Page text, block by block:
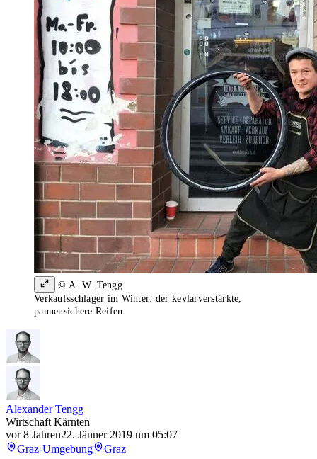
© A. W. Tengg
Verkaufsschlager im Winter: der kevlarverstärkte,
pannensichere Reifen
Alexander Tengg
Wirtschaft Kärnten
vor 8 Jahren22. Jänner 2019 um 05:07
Graz-Umgebung
Graz